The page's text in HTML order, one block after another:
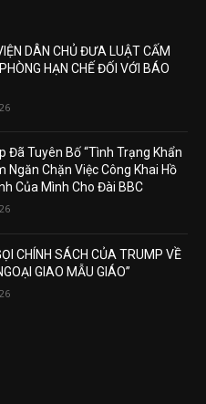
DÂN CHỦ ĐƯA LUẬT CẤM
HẠN CHẾ ĐỐI VỚI BÁO
Đã Tuyên Bố “Tình Trạng Khẩn
Ngăn Chặn Việc Công Khai Hồ
Của Mình Cho Đài BBC
CHÍNH SÁCH CỦA TRUMP VỀ
GIAO MẪU GIÁO”